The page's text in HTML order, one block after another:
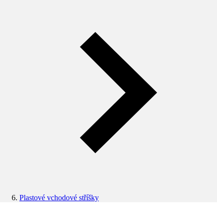
Plastové vchodové stříšky